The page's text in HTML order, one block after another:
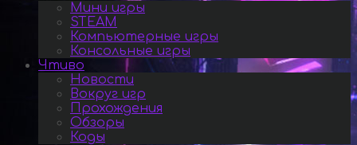
Мини игры
STEAM
Компьютерные игры
Консольные игры
Чтиво
Новости
Вокруг игр
Прохождения
Обзоры
Коды